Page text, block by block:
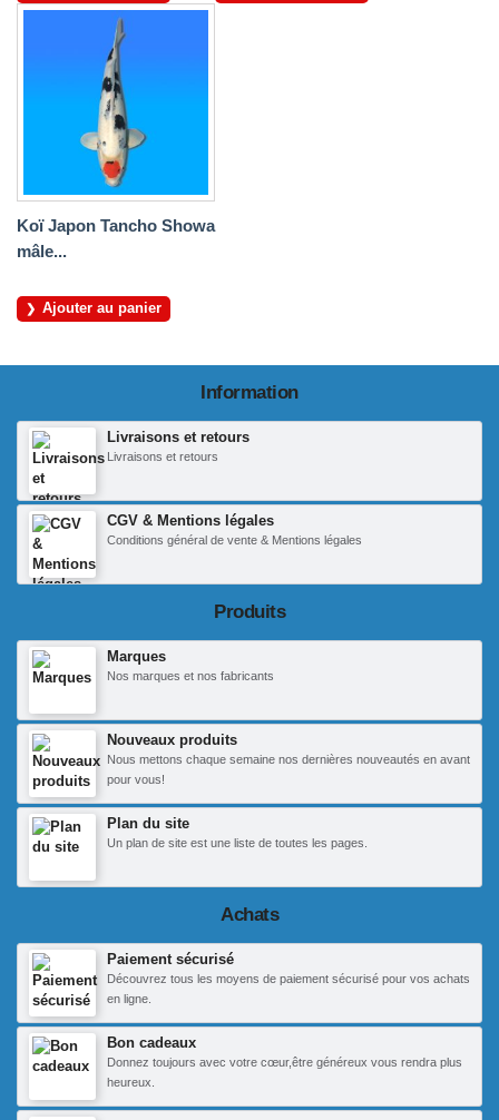
Koï Japon Tancho Showa
mâle...
Ajouter au panier
Information
Livraisons et retours
Livraisons et retours
CGV & Mentions légales
Conditions général de vente & Mentions légales
Produits
Marques
Nos marques et nos fabricants
Nouveaux produits
Nous mettons chaque semaine nos dernières nouveautés en avant
pour vous!
Plan du site
Un plan de site est une liste de toutes les pages.
Achats
Paiement sécurisé
Découvrez tous les moyens de paiement sécurisé pour vos achats
en ligne.
Bon cadeaux
Donnez toujours avec votre cœur,être généreux vous rendra plus
heureux.